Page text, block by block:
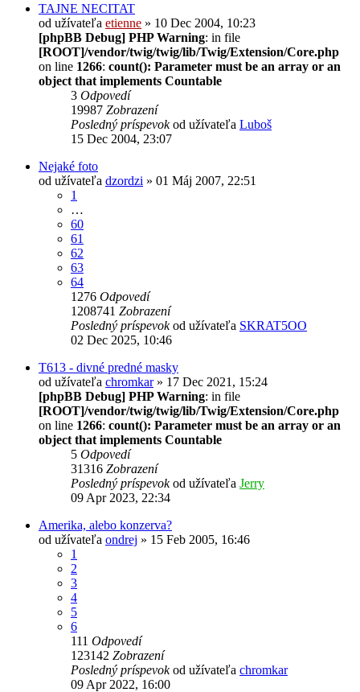
TAJNE NECITAT
od užívateľa etienne » 10 Dec 2004, 10:23
[phpBB Debug] PHP Warning: in file
[ROOT]/vendor/twig/twig/lib/Twig/Extension/Core.php
on line 1266: count(): Parameter must be an array or an
object that implements Countable
3 Odpovedí
19987 Zobrazení
Posledný príspevokod užívateľa Luboš
15 Dec 2004, 23:07
Nejaké foto
od užívateľa dzordzi » 01 Máj 2007, 22:51
1
…
60
61
62
63
64
1276 Odpovedí
1208741 Zobrazení
Posledný príspevokod užívateľa SKRAT5OO
02 Dec 2025, 10:46
T613 - divné predné masky
od užívateľa chromkar» 17 Dec 2021, 15:24
[phpBB Debug] PHP Warning: in file
[ROOT]/vendor/twig/twig/lib/Twig/Extension/Core.php
on line 1266: count(): Parameter must be an array or an
object that implements Countable
5 Odpovedí
31316 Zobrazení
Posledný príspevokod užívateľa Jerry
09 Apr 2023, 22:34
Amerika, alebo konzerva?
od užívateľa ondrej » 15 Feb 2005, 16:46
1
2
3
4
5
6
111 Odpovedí
123142 Zobrazení
Posledný príspevokod užívateľa chromkar
09 Apr 2022, 16:00